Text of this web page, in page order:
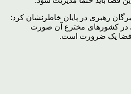
رهبری در پایان خاطرنشان کرد:
در کشورهای مخترع آن صورت
فضا یک ضرورت است.